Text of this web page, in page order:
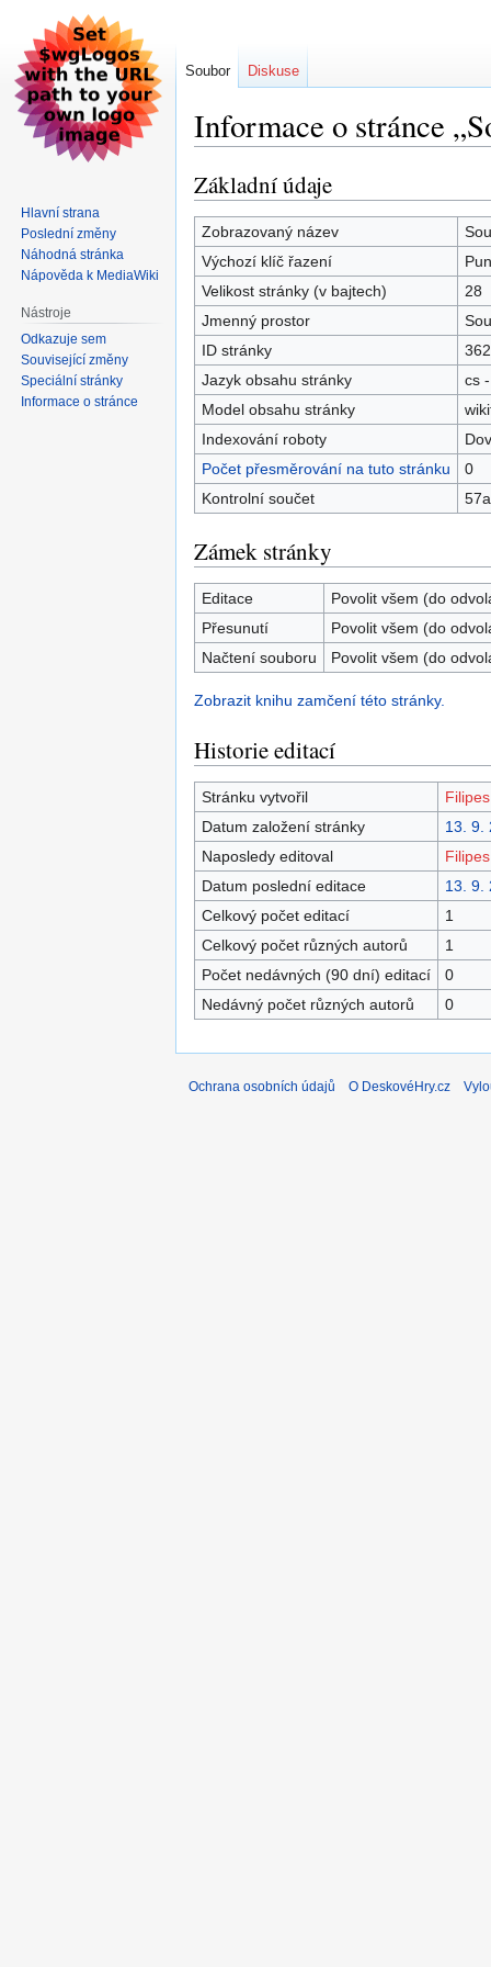
Informace o stránce
Skočit
na
navigaci
Skočit
na
vyhledávání
Základní údaje
Zobrazovaný název
Výchozí klíč řazení
Velikost stránky (v bajtech)
28
Jmenný prostor
ID stránky
Jazyk obsahu stránky
cs
Model obsahu stránky
Indexování roboty
Počet přesměrování na tuto stránku
0
Kontrolní součet
Zámek stránky
Editace
Povolit všem (do
Přesunutí
Povolit všem (do
Načtení souboru
Povolit všem (do
Zobrazit knihu zamčení této stránky.
Historie editací
Stránku vytvořil
Filipes
Datum založení stránky
13. 9.
Naposledy editoval
Filipes
Datum poslední editace
13. 9.
Celkový počet editací
1
Celkový počet různých autorů
1
Počet nedávných (90 dní) editací
0
Nedávný počet různých autorů
0
Soubor Diskuse
Hlavní strana
Poslední změny
Náhodná stránka
Nápověda k MediaWiki
Nástroje
Odkazuje sem
Související změny
Speciální stránky
Informace o stránce
Ochrana osobních údajů O DeskovéHry.cz